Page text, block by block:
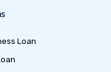
Loan